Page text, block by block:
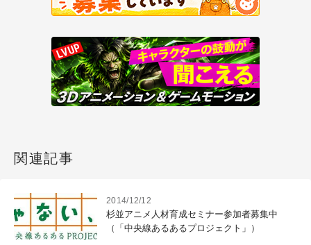
関連記事
2014/12/12
杉並アニメ人材育成セミナー参加者募集中
（「中央線あるあるプロジェクト」）